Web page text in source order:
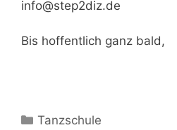
info@step2diz.de
Bis hoffentlich ganz bald,
Kategorien
Tanzschule